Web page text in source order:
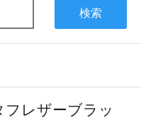
検索
レザーブラッ